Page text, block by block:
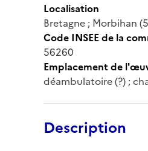
Localisation
Bretagne ; Morbihan
Code INSEE de la
56260
Emplacement de
déambulatoire (?) ;
Description